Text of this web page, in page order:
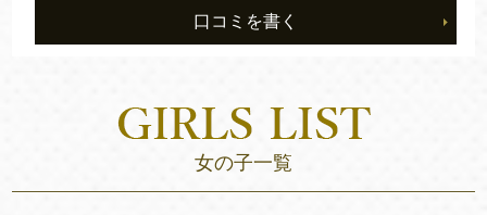
口コミを書く
女の子一覧